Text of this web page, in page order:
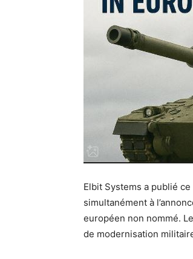
Elbit Systems a publié
simultanément à
européen non nommé.
de modernisation